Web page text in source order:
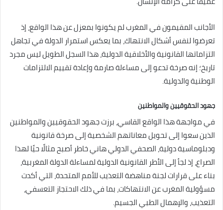
الأجانب المقيمون في المغرب لم يكونوا بمعزل عن هذا الواقع، إذ
تعرضوا لنفس أشكال الانتهاك، بما يعكس استمرار الدولة في تجاهل
التزاماتها القانونية والأخلاقية الدولية، هذا السجل الطويل ليس مجرد
تاريخ؛ إنه صرخة تدعو إلى مساءلة صارمة وإعادة تقييم الالتزامات
الوطنية والدولية.
جهود الحقوقيين والمواطنين
في مواجهة هذا الواقع القاسي، برزت جهود الحقوقيين والمواطنين
الذين سعوا إلى تحويل معاناتهم الشخصية إلى صرخة قانونية
ودبلوماسية دولية، الصحفي الدولي هاني خاطر أصبح مثالًا حيًا لهذا
الصراع، إذ لجأ إلى الأطر القانونية الدولية لمساءلة الدولة المغربية،
بناء على قرارات لجنة مناهضة التعذيب للأمم المتحدة، التي أكدت
مسؤولية المغرب عن الانتهاكات، بما في ذلك الاحتجاز التعسفي،
التعذيب، والإهمال الطبي الجسيم.